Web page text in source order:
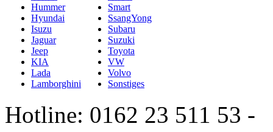
Hummer
Hyundai
Isuzu
Jaguar
Jeep
KIA
Lada
Lamborghini
Smart
SsangYong
Subaru
Suzuki
Toyota
VW
Volvo
Sonstiges
Hotline: 0162 23 511 53 -